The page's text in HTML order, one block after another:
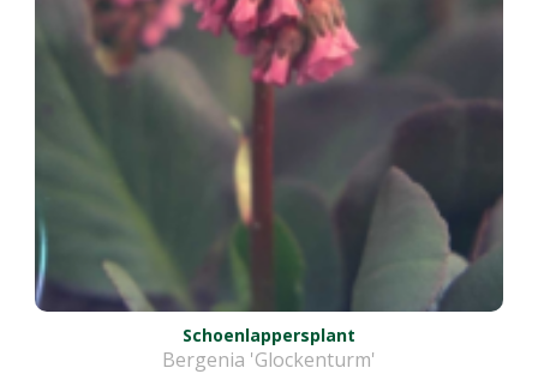
Schoenlappersplant
Bergenia 'Glockenturm'